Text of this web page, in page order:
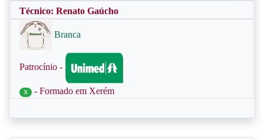
Técnico: Renato Gaúcho
Branca
Patrocínio -
X - Formado em Xerém